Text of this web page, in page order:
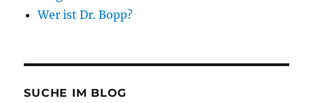
Wer ist Dr. Bopp?
SUCHE IM BLOG